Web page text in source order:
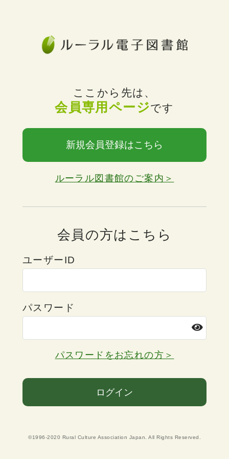
ここから先は、
会員専用ページです
新規会員登録はこちら
ルーラル図書館のご案内＞
会員の方はこちら
ユーザーID
パスワード
パスワードをお忘れの方＞
ログイン
©1996-2020 Rural Culture Association Japan. All Rights Reserved.